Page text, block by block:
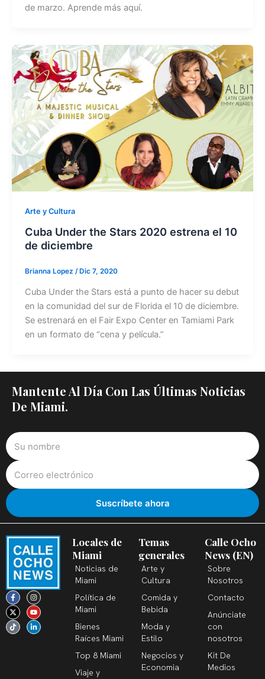
de marzo. Aprende más aquí.
Arte y Cultura
Cuba Under the Stars 2020 estrena el 10
de diciembre
Brianna Lopez /Dic 7, 2020
Cuba Under the Stars está a punto de hacer su debut
en la comunidad del sur de Florida el 10 de diciembre.
Se estrenará en el Fair Expo Center en Tamiami Park
en un formato de “cena y película.”
Mantente Al Día Con Las Últimas Noticias
De Miami.
F
a
c
e
b
o
o
I
n
s
t
a
g
r
X
-
t
w
i
t
t
Y
o
u
t
u
b
e
T
i
k
t
o
k
L
i
n
k
e
d
i
Locales de
Miami
Noticias de
Miami
Política de
Miami
Bienes
Raíces Miami
Top 8 Miami
Viaje y
Temas
generales
Arte y
Cultura
Comida y
Bebida
Moda y
Estilo
Negocios y
Economia
Calle Ocho
News (EN)
Sobre
Nosotros
Contacto
Anúnciate
con
nosotros
Kit De
Medios